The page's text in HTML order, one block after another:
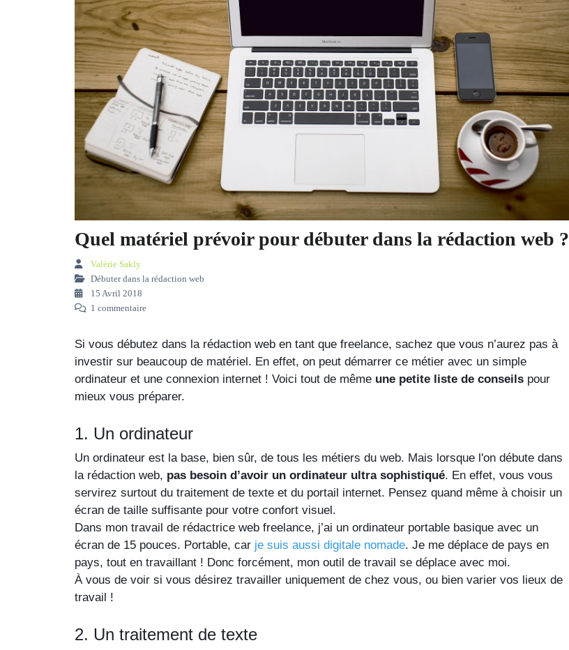
Quel matériel prévoir pour débuter dans la rédaction web ?
Valérie Sakly
Débuter dans la rédaction web
15 Avril 2018
1 commentaire
Si vous débutez dans la rédaction web en tant que freelance, sachez que vous n’aurez pas à
investir sur beaucoup de matériel. En effet, on peut démarrer ce métier avec un simple
ordinateur et une connexion internet ! Voici tout de même une petite liste de conseils pour
mieux vous préparer.
1. Un ordinateur
Un ordinateur est la base, bien sûr, de tous les métiers du web. Mais lorsque l'on débute dans
la rédaction web, pas besoin d’avoir un ordinateur ultra sophistiqué. En effet, vous vous
servirez surtout du traitement de texte et du portail internet. Pensez quand même à choisir un
écran de taille suffisante pour votre confort visuel.
Dans mon travail de rédactrice web freelance, j’ai un ordinateur portable basique avec un
écran de 15 pouces. Portable, car je suis aussi digitale nomade. Je me déplace de pays en
pays, tout en travaillant ! Donc forcément, mon outil de travail se déplace avec moi.
À vous de voir si vous désirez travailler uniquement de chez vous, ou bien varier vos lieux de
travail !
2. Un traitement de texte